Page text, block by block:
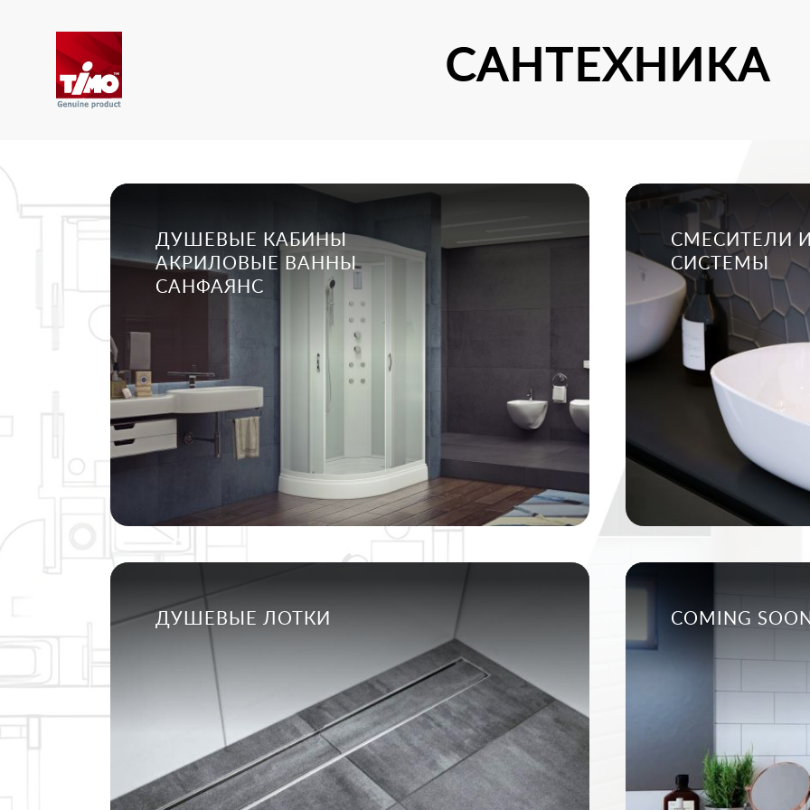
САНТЕХНИКА
ДУШЕВЫЕ КАБИНЫ
АКРИЛОВЫЕ ВАННЫ
САНФАЯНС
СМЕСИТЕЛИ
СИСТЕМЫ
ДУШЕВЫЕ ЛОТКИ COMING